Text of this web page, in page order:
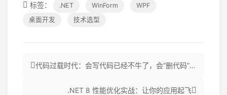
标签： .NET WinForm
WPF
桌面开发
技术选型
代码过载时代：会写代码已经不牛了，会“删代码”才是真高手
.NET 8 性能优化实战：让你的应用起飞